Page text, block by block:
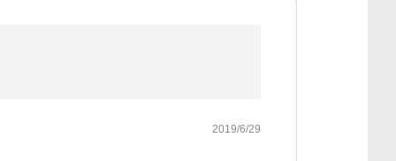
2019/6/29